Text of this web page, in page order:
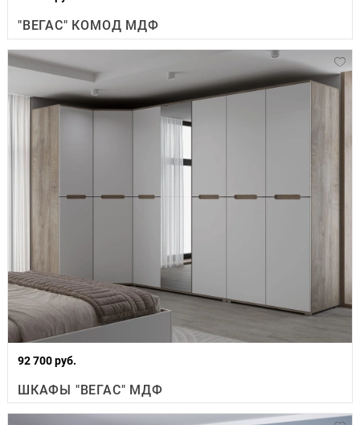
"ВЕГАС" КОМОД МДФ
92 700 руб.
ШКАФЫ "ВЕГАС" МДФ